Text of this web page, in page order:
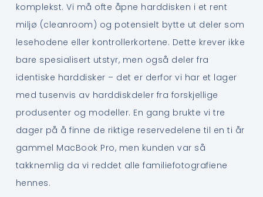
komplekst. Vi må ofte åpne harddisken i et rent
miljø (cleanroom) og potensielt bytte ut deler som
lesehodene eller kontrollerkortene. Dette krever ikke
bare spesialisert utstyr, men også deler fra
identiske harddisker – det er derfor vi har et lager
med tusenvis av harddiskdeler fra forskjellige
produsenter og modeller. En gang brukte vi tre
dager på å finne de riktige reservedelene til en ti år
gammel MacBook Pro, men kunden var så
takknemlig da vi reddet alle familiefotografiene
hennes.